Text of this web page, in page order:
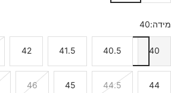
מידה:40
40
40.5
41.5
42
44
44.5
45
46